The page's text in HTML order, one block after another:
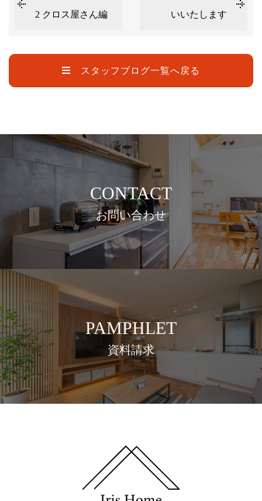
2 クロス屋さん編 いいたします
スタッフブログ一覧へ戻る
CONTACT
お問い合わせ
PAMPHLET
資料請求